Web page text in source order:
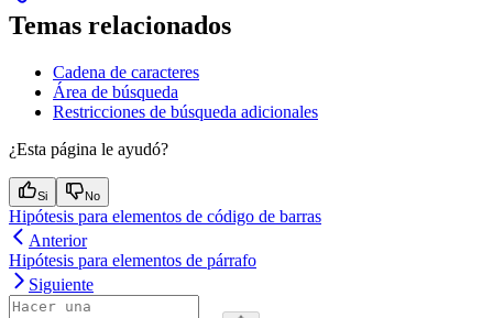
Temas relacionados
Cadena de caracteres
Área de búsqueda
Restricciones de búsqueda adicionales
¿Esta página le ayudó?
Si No
Hipótesis para elementos de código de barras
Anterior
Hipótesis para elementos de párrafo
Siguiente